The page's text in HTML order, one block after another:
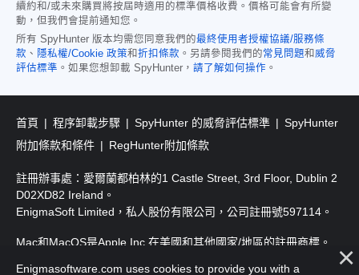
續約和/或未來購買將按屆時適用的標準價格收費。價格可能會有所變
動，但我們會提前通知您。
所有 SpyHunter 版本均需您同意我們的最終使用者授權協議/服務條
款 、 隱私權/Cookie 政策和折扣條款 。另請參閱我們的常見問題和威脅
評估標準 。如果您想卸載 SpyHunter， 請了解如何操作 。
首頁 程序卸載步驟 SpyHunter 的威脅評估標準
SpyHunter
附加條款和條件
RegHunter附加條款
註冊辦事處：愛爾蘭都柏林的1 Castle Street, 3rd Floor, Dublin 2
D02XD82 Ireland。
EnigmaSoft Limited，私人股份有限公司，公司註冊號597114。
Mac和MacOS是Apple Inc.在美國和其他國家/地區的註冊商標。
版權所有2016-2026. EnigmaSoft Ltd. 保留所有權利。
Enigmasoftware.com uses cookies to provide you with a